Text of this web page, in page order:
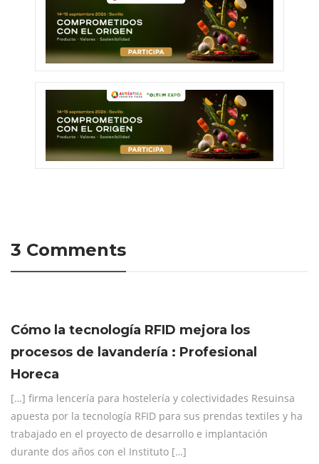
3 Comments
Cómo la tecnología RFID mejora los
procesos de lavandería : Profesional
Horeca
[…] firma lencería para hostelería y colectividades Resuinsa
apuesta por la tecnología RFID para sus prendas textiles y ha
trabajado en el proyecto de desarrollo e implantación
durante dos años con el Instituto […]